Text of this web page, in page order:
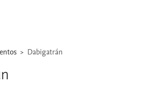
Dabigatrán